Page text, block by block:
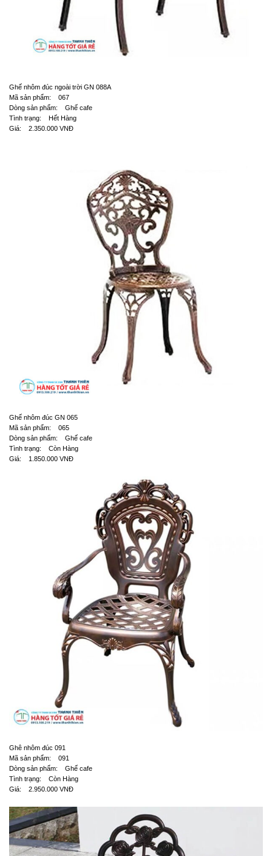
Ghế nhôm đúc ngoài trời GN 088A
Mã sản phẩm: 067
Dòng sản phẩm: Ghế cafe
Tình trạng: Hết Hàng
Giá: 2.350.000 VNĐ
Ghế nhôm đúc GN 065
Mã sản phẩm: 065
Dòng sản phẩm: Ghế cafe
Tình trạng: Còn Hàng
Giá: 1.850.000 VNĐ
Ghê nhôm đúc 091
Mã sản phẩm: 091
Dòng sản phẩm: Ghế cafe
Tình trạng: Còn Hàng
Giá: 2.950.000 VNĐ